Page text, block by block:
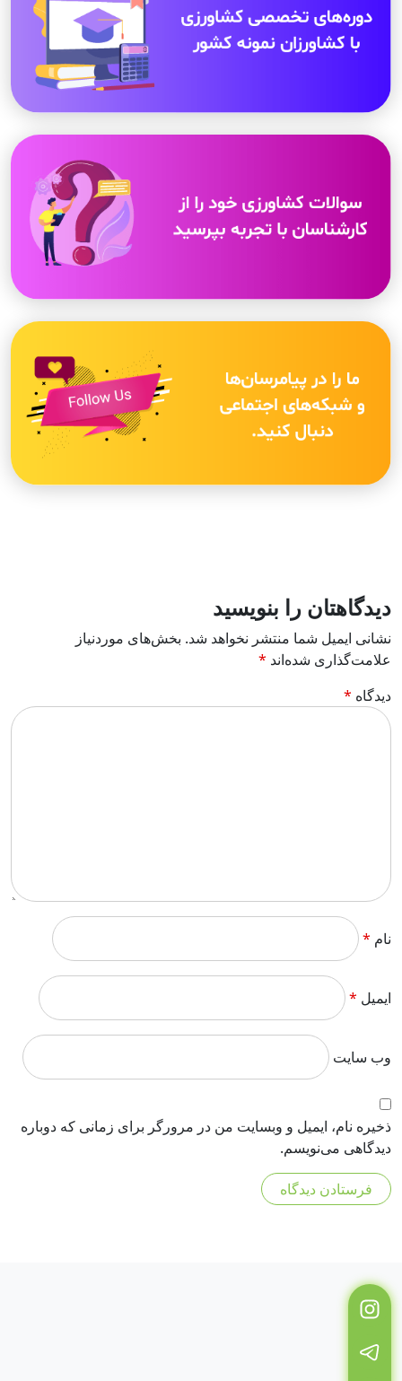
دیدگاهتان را بنویسید
نشانی ایمیل شما منتشر نخواهد شد. بخش‌های موردنیاز
علامت‌گذاری شده‌اند *
دیدگاه *
نام *
ایمیل *
وب‌ سایت
ذخیره نام، ایمیل و وبسایت من در مرورگر برای زمانی که دوباره
دیدگاهی می‌نویسم.